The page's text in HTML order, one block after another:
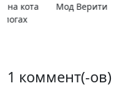
MCPE 26.13 MCPE 26.1
1 коммент(-ов)